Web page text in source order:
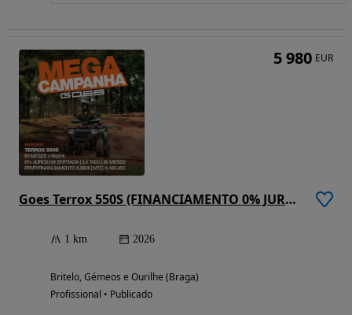
Goes Terrox 550S (FINANCIAMENTO 0% JUROS)
1 km 2026
Britelo, Gémeos e Ourilhe (Braga)
Profissional • Publicado
5 980 EUR